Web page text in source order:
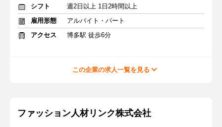
シフト
週2日以上 1日2時間以上
雇用形態
アルバイト・パート
アクセス
博多駅 徒歩6分
この企業の求人一覧を見る
ファッション人材リンク株式会社